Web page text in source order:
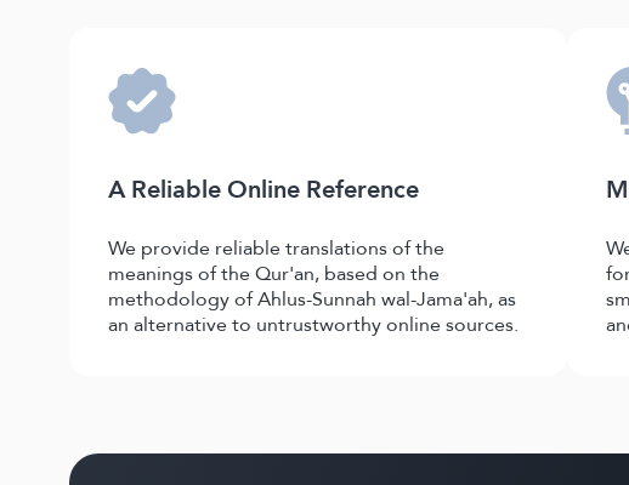
A Reliable Online Reference
We provide reliable translations of the
meanings of the Qur'an, based on the
methodology of Ahlus-Sunnah wal-Jama'ah, as
an alternative to untrustworthy online sources.